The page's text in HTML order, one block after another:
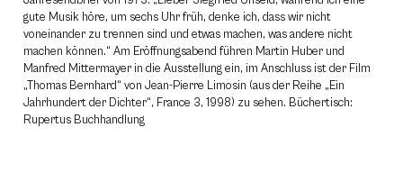
gute Musik höre, um sechs Uhr früh, denke ich, dass wir nicht
voneinander zu trennen sind und etwas machen, was andere nicht
machen können.“ Am Eröffnungsabend führen Martin Huber und
Manfred Mittermayer in die Ausstellung ein, im Anschluss ist der Film
„Thomas Bernhard“ von Jean-Pierre Limosin (aus der Reihe „Ein
Jahrhundert der Dichter“, France 3, 1998) zu sehen. Büchertisch:
Rupertus Buchhandlung